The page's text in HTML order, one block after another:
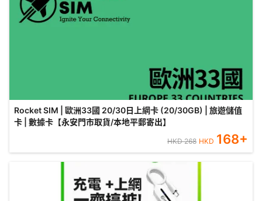
Rocket SIM | 歐洲33國 20/30日上網卡 (20/30GB) | 旅遊儲值
卡 | 數據卡【永安門市取貨/本地平郵寄出】
HKD268 HKD 168+